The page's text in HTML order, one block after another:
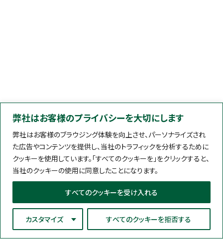
弊社はお客様のプライバシーを大切にします
弊社はお客様のブラウジング体験を向上させ、パーソナライズされ
た広告やコンテンツを提供し、当社のトラフィックを分析するために
クッキーを使用しています。「すべてのクッキーを」をクリックすると、
当社のクッキーの使用に同意したことになります。
カスタマイズ すべてのクッキーを拒否する
すべてのクッキーを受け入れる